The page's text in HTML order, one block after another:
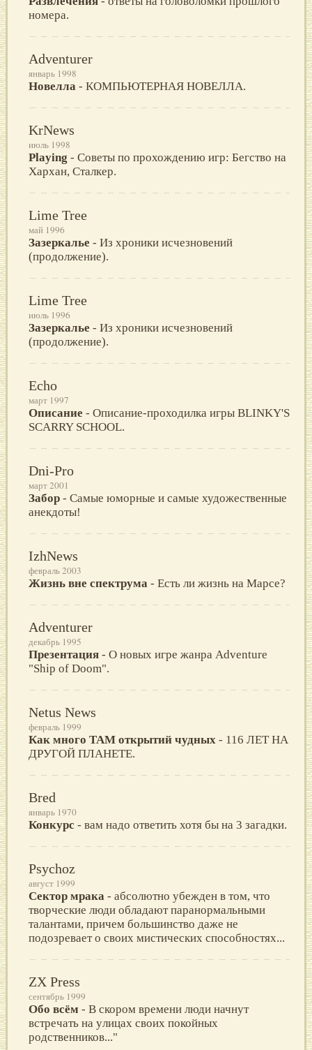
номера.
Adventurer
январь 1998
Новелла - КОМПЬЮТЕРНАЯ НОВЕЛЛА.
KrNews
июль 1998
Playing - Советы по прохождению игр: Бегство на
Хархан, Сталкер.
Lime Tree
май 1996
Зазеркалье - Из хроники исчезновений
(продолжение).
Lime Tree
июль 1996
Зазеркалье - Из хроники исчезновений
(продолжение).
Echo
март 1997
Описание - Описание-проходилка игры BLINKY'S
SCARRY SCHOOL.
Dni-Pro
март 2001
Забор - Самые юморные и самые художественные
анекдоты!
IzhNews
февраль 2003
Жизнь вне спектрума - Есть ли жизнь на Марсе?
Adventurer
декабрь 1995
Презентация - О новых игре жанра Adventure
"Ship of Doom".
Netus News
февраль 1999
Как много ТАМ открытий чудных - 116 ЛЕТ НА
ДРУГОЙ ПЛАНЕТЕ.
Bred
январь 1970
Конкурс - вам надо ответить хотя бы на 3 загадки.
Psychoz
август 1999
Сектор мрака - абсолютно убежден в том, что
творческие люди обладают паранормальными
талантами, причем большинство даже не
подозревает о своих мистических способностях...
ZX Press
сентябрь 1999
Обо всём - В скором врeмeни люди начнyт
встрeчать на yлицах своих покойных
родствeнников..."